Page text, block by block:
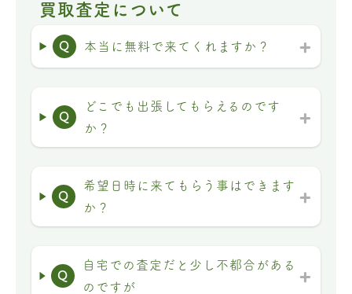
買取査定について
Q 本当に無料で来てくれますか？
Q
どこでも出張してもらえるのです
か？
Q
希望日時に来てもらう事はできます
か？
Q
自宅での査定だと少し不都合がある
のですが